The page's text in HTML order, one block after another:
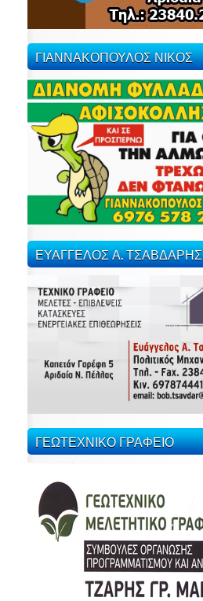
ΓΙΑΝΝΑΚΟΠΟΥΛΟΣ ΝΙΚΟΣ
ΕΥΑΓΓΕΛΟΣ Α. ΤΣΑΒΔΑΡΗΣ
ΓΕΩΤΕΧΝΙΚΟ ΓΡΑΦΕΙΟ